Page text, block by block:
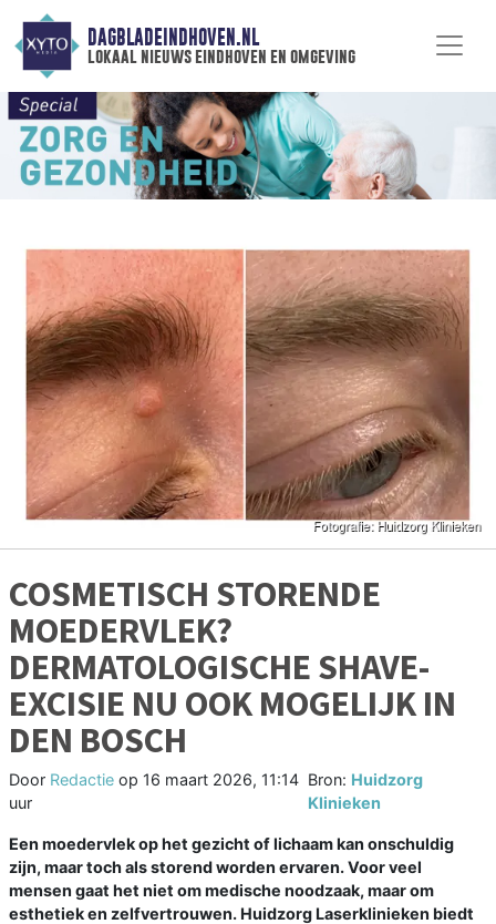
DAGBLADEINDHOVEN.NL
lokaal nieuws eindhoven en omgeving
COSMETISCH STORENDE
MOEDERVLEK?
DERMATOLOGISCHE SHAVE-
EXCISIE NU OOK MOGELIJK IN
DEN BOSCH
Door Redactie op 16 maart 2026, 11:14
uur
Bron: Huidzorg
Klinieken
Een moedervlek op het gezicht of lichaam kan onschuldig
zijn, maar toch als storend worden ervaren. Voor veel
mensen gaat het niet om medische noodzaak, maar om
esthetiek en zelfvertrouwen. Huidzorg Laserklinieken biedt